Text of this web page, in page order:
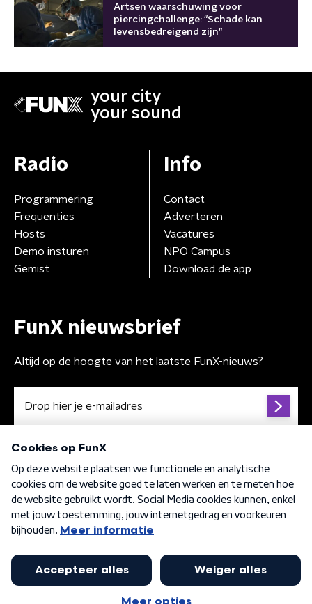
Artsen waarschuwing voor
piercingchallenge: "Schade kan
levensbedreigend zijn"
your city
your sound
Radio
Programmering
Frequenties
Hosts
Demo insturen
Gemist
Info
Contact
Adverteren
Vacatures
NPO Campus
Download de app
FunX nieuwsbrief
Altijd op de hoogte van het laatste FunX-nieuws?
Algemene voorwaarden Privacybeleid